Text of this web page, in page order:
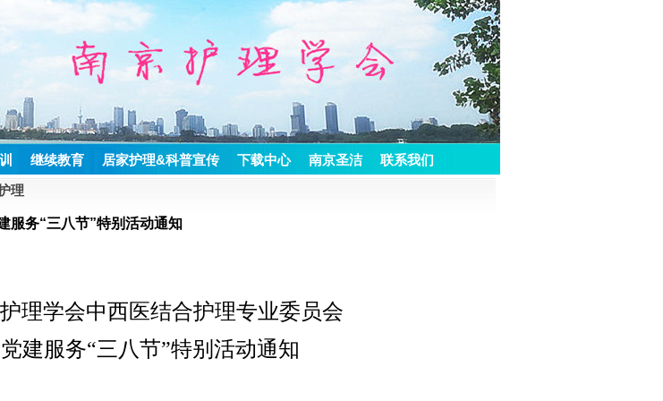
继续教育 居家护理&科普宣传 下载中心 南京圣洁 联系我们
理
服务“三八节”特别活动通知
理学会中西医结合护理专业委员会
党建服务“三八节”特别活动通知